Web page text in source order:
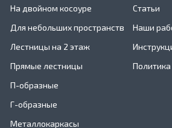
На двойном косоуре
Для небольших пространств
Лестницы на 2 этаж
Прямые лестницы
П-образные
Г-образные
Металлокаркасы
Статьи
Наши